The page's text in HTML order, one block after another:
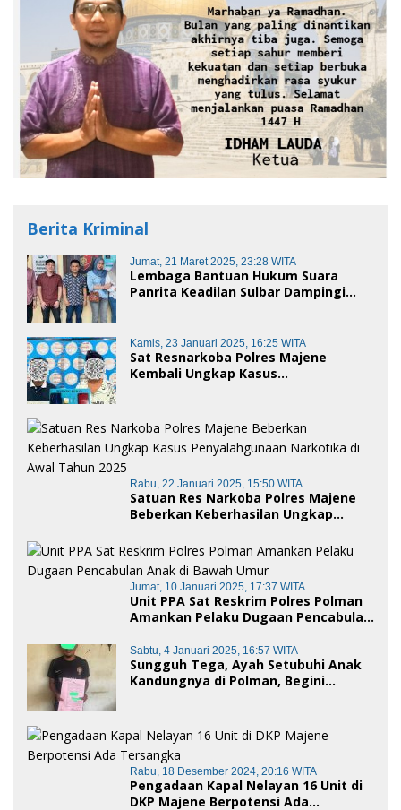
Berita Kriminal
Jumat, 21 Maret 2025, 23:28 WITA
Lembaga Bantuan Hukum Suara
Panrita Keadilan Sulbar Dampingi
Polman
Kamis, 23 Januari 2025, 16:25 WITA
Sat Resnarkoba Polres Majene
Kembali Ungkap Kasus
Rabu, 22 Januari 2025, 15:50 WITA
Satuan Res Narkoba Polres Majene
Beberkan Keberhasilan Ungkap
Awal Tahun 2025
Jumat, 10 Januari 2025, 17:37 WITA
Unit PPA Sat Reskrim Polres Polman
Amankan Pelaku Dugaan Pencabulan
Sabtu, 4 Januari 2025, 16:57 WITA
Sungguh Tega, Ayah Setubuhi Anak
Kandungnya di Polman, Begini
Rabu, 18 Desember 2024, 20:16 WITA
Pengadaan Kapal Nelayan 16 Unit di
DKP Majene Berpotensi Ada